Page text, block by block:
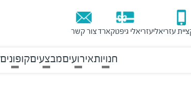
עזריאליעזריאלי גיפטקארדצור קשר
חנויותאירועיםמבצעיםקופונים